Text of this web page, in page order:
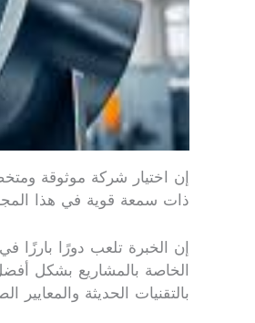
إن اختيار شركة موثوقة
ذات سمعة قوية في هذا
إن الخبرة تلعب دورًا
الخاصة بالمشاريع بشكل
بالتقنيات الحديثة